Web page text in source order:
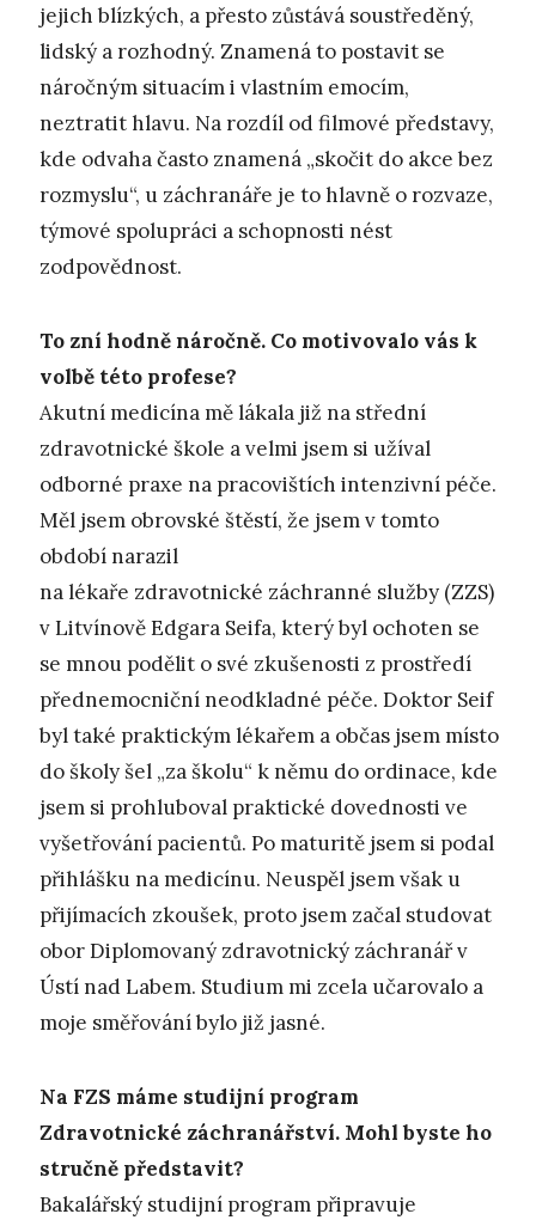
jejich blízkých, a přesto zůstává soustředěný,
lidský a rozhodný. Znamená to postavit se
náročným situacím i vlastním emocím,
neztratit hlavu. Na rozdíl od filmové představy,
kde odvaha často znamená „skočit do akce bez
rozmyslu“, u záchranáře je to hlavně o rozvaze,
týmové spolupráci a schopnosti nést
zodpovědnost.
To zní hodně náročně. Co motivovalo vás k
volbě této profese?
Akutní medicína mě lákala již na střední
zdravotnické škole a velmi jsem si užíval
odborné praxe na pracovištích intenzivní péče.
Měl jsem obrovské štěstí, že jsem v tomto
období narazil
na lékaře zdravotnické záchranné služby (ZZS)
v Litvínově Edgara Seifa, který byl ochoten se
se mnou podělit o své zkušenosti z prostředí
přednemocniční neodkladné péče. Doktor Seif
byl také praktickým lékařem a občas jsem místo
do školy šel „za školu“ k němu do ordinace, kde
jsem si prohluboval praktické dovednosti ve
vyšetřování pacientů. Po maturitě jsem si podal
přihlášku na medicínu. Neuspěl jsem však u
přijímacích zkoušek, proto jsem začal studovat
obor Diplomovaný zdravotnický záchranář v
Ústí nad Labem. Studium mi zcela učarovalo a
moje směřování bylo již jasné.
Na FZS máme studijní program
Zdravotnické záchranářství. Mohl byste ho
stručně představit?
Bakalářský studijní program připravuje